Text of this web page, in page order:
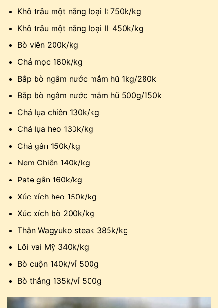
Khô trâu một nắng loại I: 750k/kg
Khô trâu một nắng loại II: 450k/kg
Bò viên 200k/kg
Chả mọc 160k/kg
Bắp bò ngâm nước mắm hũ 1kg/280k
Bắp bò ngâm nước mắm hũ 500g/150k
Chả lụa chiên 130k/kg
Chả lụa heo 130k/kg
Chả gân 150k/kg
Nem Chiên 140k/kg
Pate gân 160k/kg
Xúc xích heo 150k/kg
Xúc xích bò 200k/kg
Thăn Wagyuko steak 385k/kg
Lõi vai Mỹ 340k/kg
Bò cuộn 140k/vỉ 500g
Bò thẳng 135k/vỉ 500g